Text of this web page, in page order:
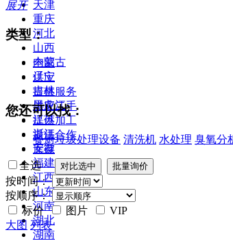
天津
重庆
河北
山西
内蒙古
辽宁
吉林
黑龙江
江苏
浙江
安徽
福建
江西
山东
河南
湖北
湖南
展开
类型：
全部
供应
提供服务
供应二手
提供加工
提供合作
库存
您还可以找：
餐厨垃圾处理设备 清洗机 水处理 臭氧分
全选
按时间：
按顺序：
标价
图片
VIP
大图 列表